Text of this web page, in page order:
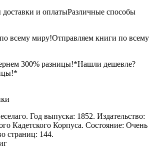
и оплатыРазличные способы
всему миру!Отправляем книги по всему
300% разницы!*Нашли дешевле?
Год выпуска: 1852. Издательство:
Кадетского Корпуса. Состояние: Очень
страниц: 144.